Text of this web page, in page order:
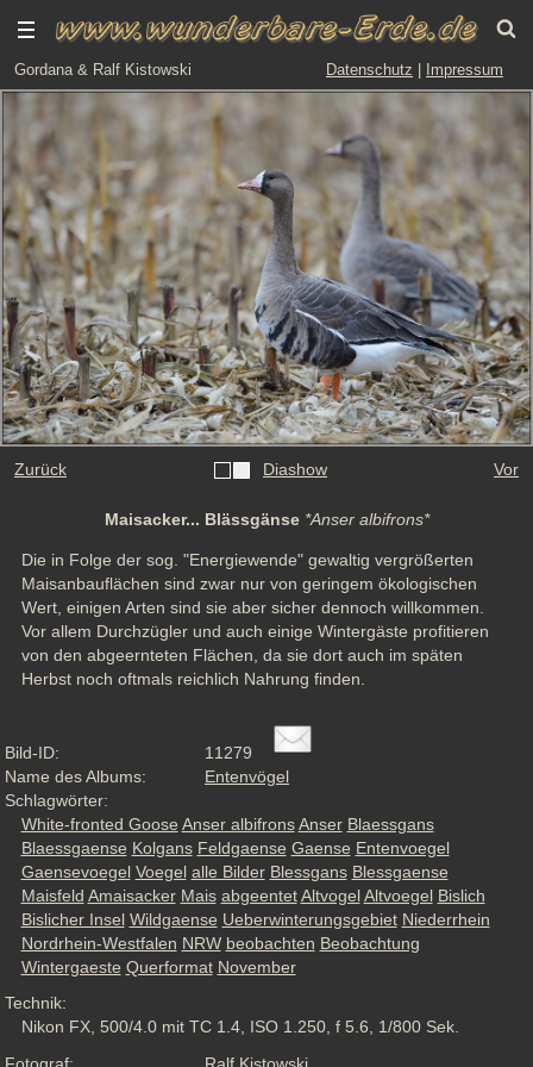
Gordana & Ralf Kistowski Datenschutz Impressum
Zurück Diashow Vor
Maisacker... Blässgänse *Anser albifrons*
Die in Folge der sog. "Energiewende" gewaltig vergrößerten
Maisanbauflächen sind zwar nur von geringem ökologischen
Wert, einigen Arten sind sie aber sicher dennoch willkommen.
Vor allem Durchzügler und auch einige Wintergäste profitieren
von den abgeernteten Flächen, da sie dort auch im späten
Herbst noch oftmals reichlich Nahrung finden.
Bild-ID:
11279
Name des Albums:
Entenvögel
Schlagwörter:
White-fronted Goose Anser albifrons Anser Blaessgans
Blaessgaense Kolgans Feldgaense Gaense Entenvoegel
Gaensevoegel Voegel alle Bilder Blessgans Blessgaense
Maisfeld Amaisacker Mais abgeentet Altvogel Altvoegel Bislich
Bislicher Insel Wildgaense Ueberwinterungsgebiet Niederrhein
Nordrhein-Westfalen NRW beobachten Beobachtung
Wintergaeste Querformat November
Technik:
Nikon FX, 500/4.0 mit TC 1.4, ISO 1.250, f 5.6, 1/800 Sek.